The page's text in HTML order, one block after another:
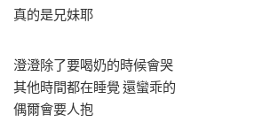
真的是兄妹耶
澄澄除了要喝奶的時候會哭
其他時間都在睡覺 還蠻乖的
偶爾會要人抱